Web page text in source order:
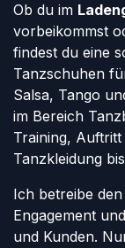
Ob du im
vorbeikommst
findest du eine
Tanzschuhen
Salsa, Tango
im Bereich
Training,
Tanzkleidung
Ich betreibe
Engagement
und Kunden.